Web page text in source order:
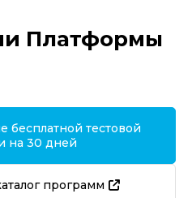
Платформы
бесплатной тестовой
на 30 дней
программ